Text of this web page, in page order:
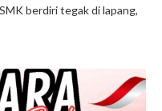
berdiri tegak di lapang,